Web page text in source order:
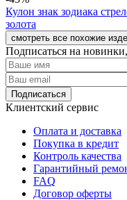
Кулон знак зодиака
золота
смотреть все похожие
Подписаться на
Подписаться
Клиентский сервис
Оплата и доставка
Покупка в кредит
Контроль качества
Гарантийный
FAQ
Договор оферты